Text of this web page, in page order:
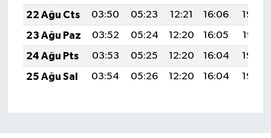
22 Ağu Cts
03:50 05:23 12:21 16:06
19:08
23 Ağu Paz
03:52 05:24 12:20 16:05
19:07
24 Ağu Pts
03:53 05:25 12:20 16:04
19:05
25 Ağu Sal
03:54 05:26 12:20 16:04 19:04